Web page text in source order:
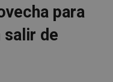
para
salir de